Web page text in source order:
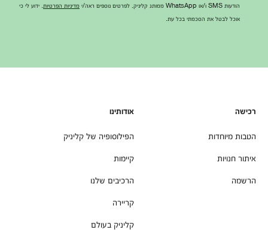
הודעות SMS ו/או WhatsApp ממותג קליניק. לפרטים נוספים ראה/י
מדיניות הפרטיות . ידוע לי כי
אוכל לבטל את הסכמתי בכל עת.
רכישה
הטבות מיוחדות
איתור חנויות
הרשמה
אודותינו
הפילוסופיה של קליניק
קיימות
הרכיבים שלנו
קריירה
קליניק בעולם